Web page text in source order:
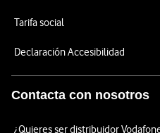
Tarifa social
Declaración Accesibilidad
Contacta con nosotros
¿Quieres ser distribuidor